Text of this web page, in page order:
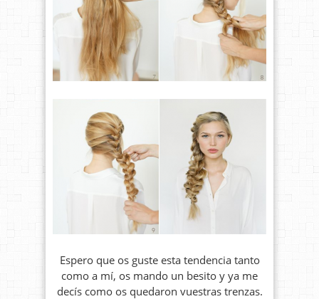
Espero que os guste esta tendencia tanto
como a mí, os mando un besito y ya me
decís como os quedaron vuestras trenzas.